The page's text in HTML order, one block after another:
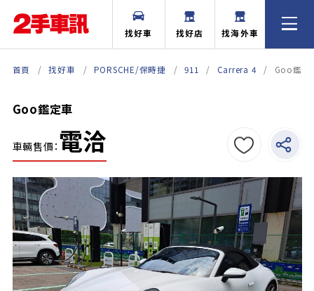
找好車 找好店 找海外車
首頁 找好車 PORSCHE/保時捷 911 Carrera 4 Goo鑑定
Goo鑑定車
車輛售價： 電洽